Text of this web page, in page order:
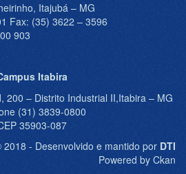
Itajubá – MG
Fax: (35) 3622 – 3596
903
Itabira
200 – Distrito Industrial II,Itabira – MG
(31) 3839-0800
35903-087
2018 - Desenvolvido e mantido por DTI
Powered by Ckan